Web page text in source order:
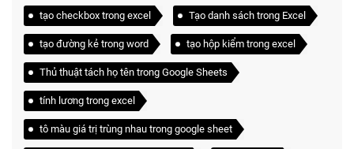
tạo checkbox trong excel Tạo danh sách trong Excel
tạo đường kẻ trong word tạo hộp kiểm trong excel
Thủ thuật tách họ tên trong Google Sheets
tính lương trong excel
tô màu giá trị trùng nhau trong google sheet